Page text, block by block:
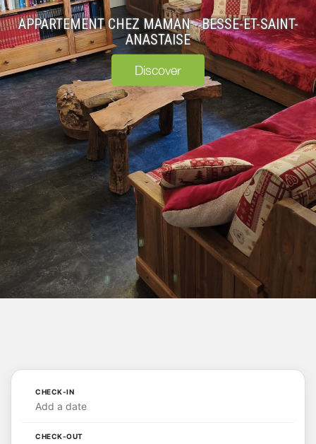
APPARTEMENT CHEZ MAMAN - BESSE-ET-SAINT-
ANASTAISE
Discover
CHECK-IN
Add a date
CHECK-OUT